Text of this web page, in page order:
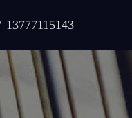
13777115143